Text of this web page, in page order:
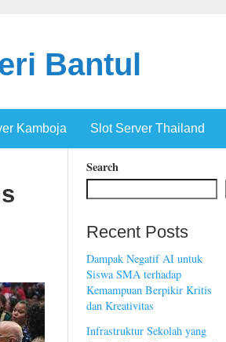
Bantul
Kamboja Slot Server Thailand
Search
Recent Posts
Dampak Negatif AI untuk
Siswa SMA terhadap
Kemampuan Berpikir Kritis
dan Kreativitas
Infrastruktur Sekolah yang